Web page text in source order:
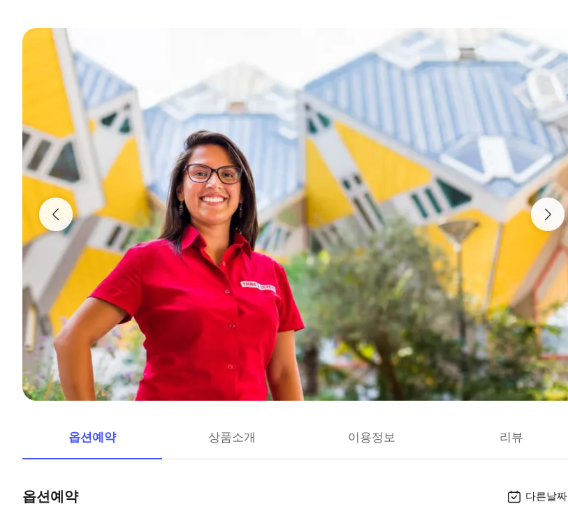
옵션예약 상품소개 이용정보 리뷰
옵션예약 다른날짜